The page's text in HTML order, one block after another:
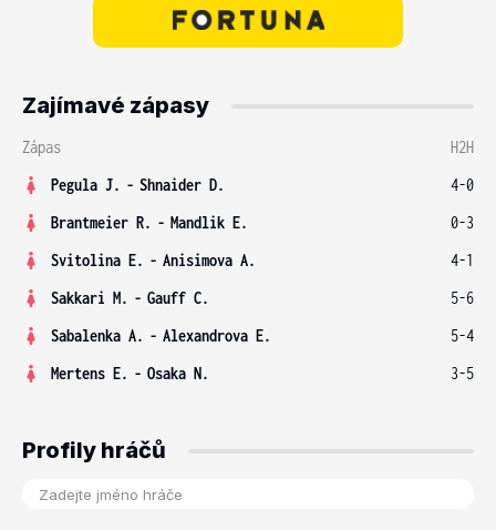
Zajímavé zápasy
Zápas
H2H
Pegula J. - Shnaider D.
4-0
Brantmeier R. - Mandlik E.
0-3
Svitolina E. - Anisimova A.
4-1
Sakkari M. - Gauff C.
5-6
Sabalenka A. - Alexandrova E.
5-4
Mertens E. - Osaka N. 3-5
Profily hráčů